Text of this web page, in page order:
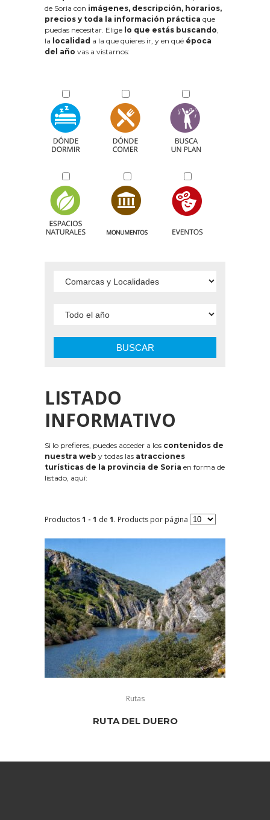
de Soria con imágenes, descripción, horarios,
precios y toda la información práctica que
puedas necesitar. Elige lo que estás buscando,
la localidad a la que quieres ir, y en qué época
del año vas a vistarnos:
BUSCAR
LISTADO
INFORMATIVO
Si lo prefieres, puedes acceder a los contenidos de
nuestra web y todas las atracciones
turísticas de la provincia de Soria en forma de
listado, aquí:
Productos1 - 1 de 1. Products por página
Rutas
RUTA DEL DUERO